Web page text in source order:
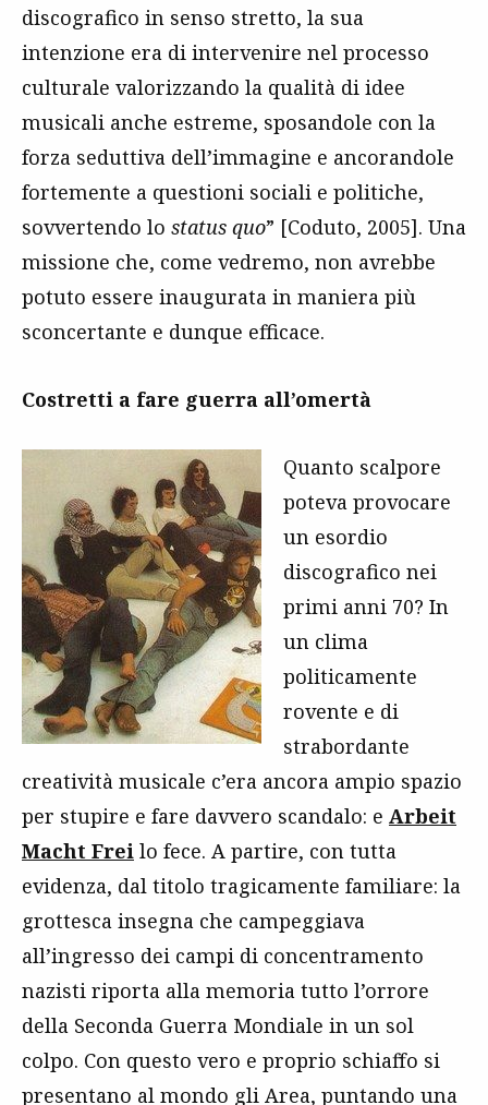
discografico in senso stretto, la sua
intenzione era di intervenire nel processo
culturale valorizzando la qualità di idee
musicali anche estreme, sposandole con la
forza seduttiva dell’immagine e ancorandole
fortemente a questioni sociali e politiche,
sovvertendo lo status quo” [Coduto, 2005]. Una
missione che, come vedremo, non avrebbe
potuto essere inaugurata in maniera più
sconcertante e dunque efficace.
Costretti a fare guerra all’omertà
Quanto scalpore
poteva provocare
un esordio
discografico nei
primi anni 70? In
un clima
politicamente
rovente e di
strabordante
creatività musicale c’era ancora ampio spazio
per stupire e fare davvero scandalo: e Arbeit
Macht Frei lo fece. A partire, con tutta
evidenza, dal titolo tragicamente familiare: la
grottesca insegna che campeggiava
all’ingresso dei campi di concentramento
nazisti riporta alla memoria tutto l’orrore
della Seconda Guerra Mondiale in un sol
colpo. Con questo vero e proprio schiaffo si
presentano al mondo gli Area, puntando una